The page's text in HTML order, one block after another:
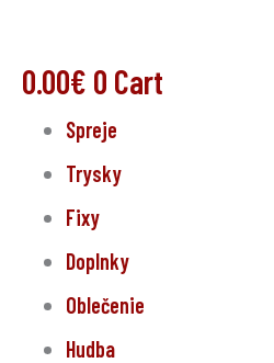
0.00€ 0 Cart
Spreje
Trysky
Fixy
Doplnky
Oblečenie
Hudba